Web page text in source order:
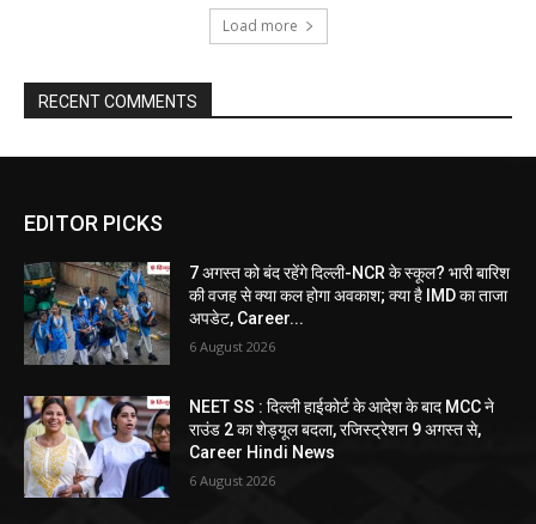
Load more
RECENT COMMENTS
EDITOR PICKS
7 अगस्त को बंद रहेंगे दिल्ली-NCR के स्कूल? भारी बारिश
की वजह से क्या कल होगा अवकाश; क्या है IMD का ताजा
अपडेट, Career...
6 August 2026
NEET SS : दिल्ली हाईकोर्ट के आदेश के बाद MCC ने
राउंड 2 का शेड्यूल बदला, रजिस्ट्रेशन 9 अगस्त से,
Career Hindi News
6 August 2026